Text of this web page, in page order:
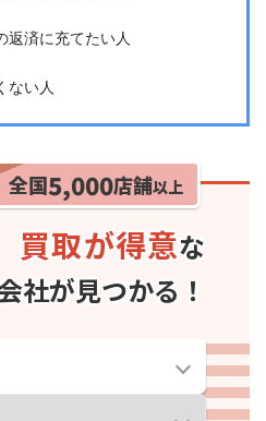
返済に充てたい人
ない人